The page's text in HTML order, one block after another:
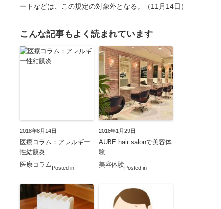
ートなどは、この規定の対象外となる。（11月14日）
こんな記事もよく読まれています
2018年8月14日
医療コラム：アレルギー
性結膜炎
Posted in
医療コラム
2018年1月29日
AUBE hair salonで美容体
験
Posted in
美容体験